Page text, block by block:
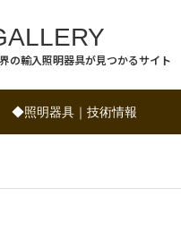
の輸入照明器具が見つかるサイト
◆照明器具｜技術情報